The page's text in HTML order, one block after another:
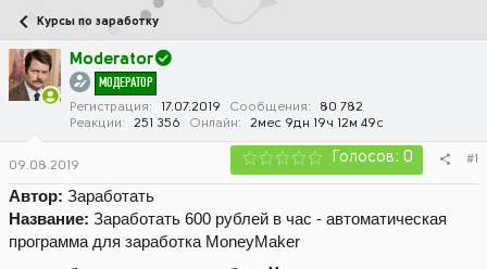
о
р
т
е
т
а
а
ч
а
л
а
Курсы по заработку
Moderator
МОДЕРАТОР
Регистрация 17.07.2019 Сообщения
80 782
Реакции
251 356 Онлайн 2мес 9дн 19ч 12м 49с
09.08.2019 Голосов: 0 #1
Автор: Заработать
Название: Заработать 600 рублей в час - автоматическая
программа для заработка МoneyМaker